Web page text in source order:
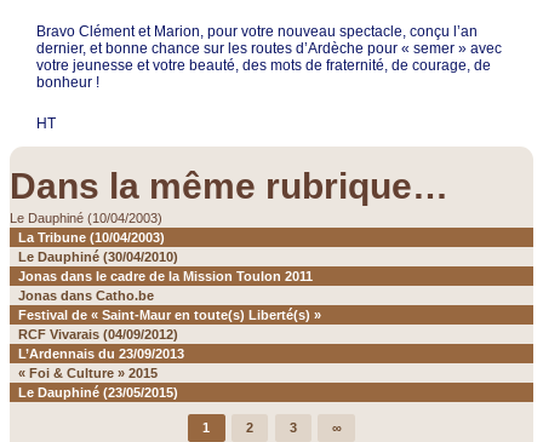
Bravo Clément et Marion, pour votre nouveau spectacle, conçu l’an
dernier, et bonne chance sur les routes d’Ardèche pour « semer » avec
votre jeunesse et votre beauté, des mots de fraternité, de courage, de
bonheur !
HT
Dans la même rubrique…
Le Dauphiné (10/04/2003)
La Tribune (10/04/2003)
Le Dauphiné (30/04/2010)
Jonas dans le cadre de la Mission Toulon 2011
Jonas dans Catho.be
Festival de « Saint-Maur en toute(s) Liberté(s) »
RCF Vivarais (04/09/2012)
L’Ardennais du 23/09/2013
« Foi & Culture » 2015
Le Dauphiné (23/05/2015)
1 2 3 ∞